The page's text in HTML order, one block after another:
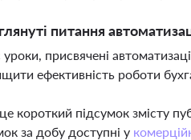
питання
уроки, присвячені
ефективність роботи
короткий підсумок змісту
за добу доступні у